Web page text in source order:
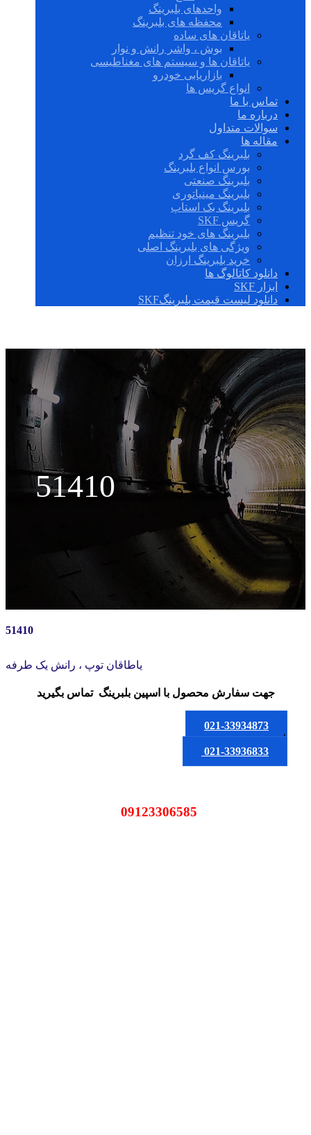
واحدهای بلبرینگ
محفظه های بلبرینگ
یاتاقان های ساده
بوش ، واشر رانش و نوار
یاتاقان ها و سیستم های مغناطیسی
بازاریابی خودرو
انواع گریس ها
تماس با ما
درباره ما
سوالات متداول
مقاله ها
بلبرینگ کف گرد
بورس انواع بلبرینگ
بلبرینگ صنعتی
بلبرینگ مینیاتوری
بلبرینگ بک استاپ
گریس SKF
بلبرینگ های خود تنظیم
ویژگی های بلبرینگ اصلی
خرید بلبرینگ ارزان
دانلود کاتالوگ ها
ابزار SKF
دانلود لیست قیمت بلبرینگSKF
51410
51410
یاطاقان توپ ، رانش یک طرفه
جهت سفارش محصولبا اسپین بلبرینگ تماس بگیرید
021-33934873
یا
021-33936833